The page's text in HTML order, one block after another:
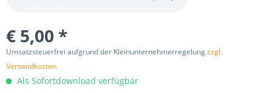
€ 5,00 *
Umsatzsteuerfrei aufgrund der Kleinunternehmerregelungzzgl.
Versandkosten
Als Sofortdownload verfügbar